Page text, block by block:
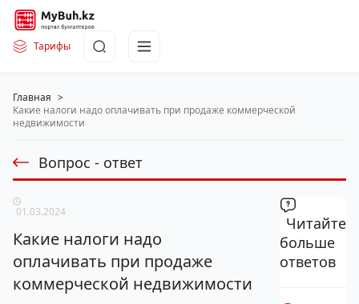
Тарифы
Главная >
Какие налоги надо оплачивать при продаже коммерческой
недвижимости
Вопрос - ответ
01.03.2024
Какие налоги надо
оплачивать при продаже
коммерческой недвижимости
Читайте
больше
ответов